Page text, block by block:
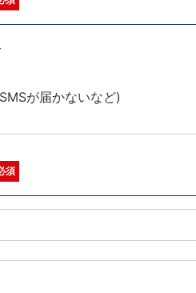
が届かないなど)
須